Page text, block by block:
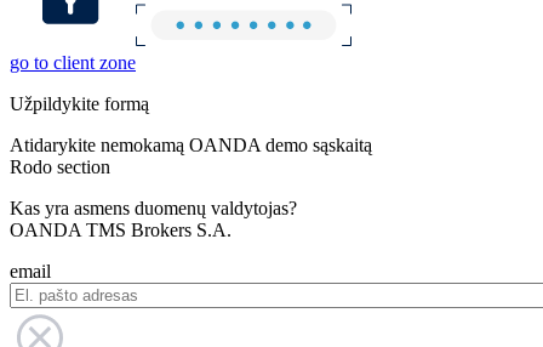
go to client zone
Užpildykite formą
Atidarykite nemokamą OANDA demo sąskaitą
Rodo section
Kas yra asmens duomenų valdytojas?
OANDA TMS Brokers S.A.
email